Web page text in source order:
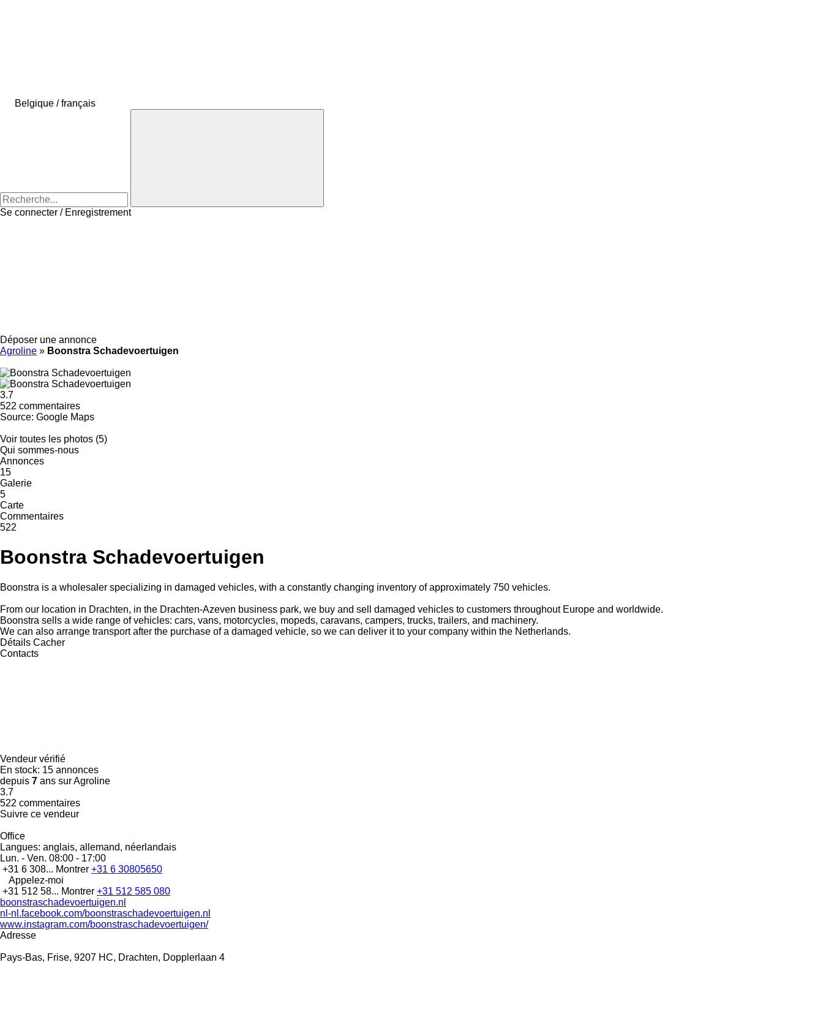
Belgique / français
Se connecter / Enregistrement
Déposer une annonce
Agroline » Boonstra Schadevoertuigen
3.7
522 commentaires
Source: Google Maps
Voir toutes les photos (5)
Qui sommes-nous
Annonces
15
Galerie
5
Carte
Commentaires
522
Boonstra Schadevoertuigen
Boonstra is a wholesaler specializing in damaged vehicles, with a constantly changing inventory of approximately 750 vehicles.
From our location in Drachten, in the Drachten-Azeven business park, we buy and sell damaged vehicles to customers throughout Europe and worldwide.
Boonstra sells a wide range of vehicles: cars, vans, motorcycles, mopeds, caravans, campers, trucks, trailers, and machinery.
We can also arrange transport after the purchase of a damaged vehicle, so we can deliver it to your company within the Netherlands.
Détails Cacher
Contacts
Vendeur vérifié
En stock: 15 annonces
depuis 7 ans sur Agroline
3.7
522 commentaires
Suivre ce vendeur
Office
Langues: anglais, allemand, néerlandais
Lun. - Ven. 08:00 - 17:00
+31 6 308... Montrer +31 6 30805650
Appelez-moi
+31 512 58... Montrer +31 512 585 080
boonstraschadevoertuigen.nl
nl-nl.facebook.com/boonstraschadevoertuigen.nl
www.instagram.com/boonstraschadevoertuigen/
Adresse
Pays-Bas, Frise, 9207 HC, Drachten, Dopplerlaan 4